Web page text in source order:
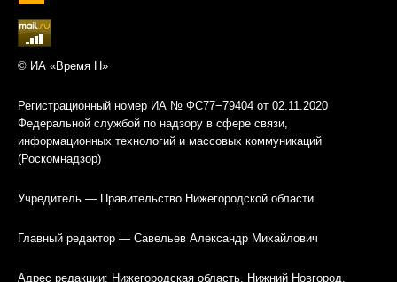
© ИА «Время Н»
Регистрационный номер ИА № ФС77−79404 от 02.11.2020
Федеральной службой по надзору в сфере связи,
информационных технологий и массовых коммуникаций
(Роскомнадзор)
Учредитель — Правительство Нижегородской области
Главный редактор — Савельев Александр Михайлович
Адрес редакции: Нижегородская область, Нижний Новгород,